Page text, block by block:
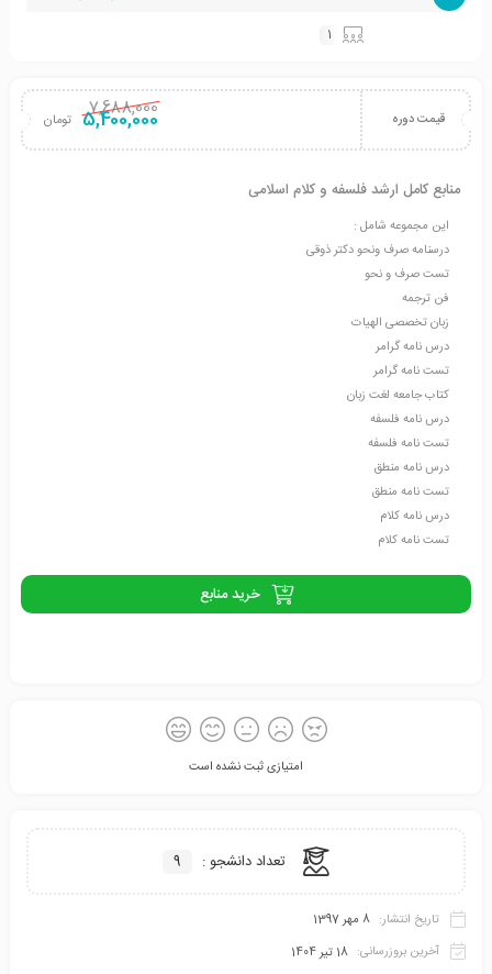
1
قیمت دوره 7,688,000
5,400,000 تومان
منابع کامل ارشد فلسفه و کلام اسلامی
این مجموعه شامل :
درسنامه صرف ونحو دکتر ذوقی
تست صرف و نحو
فن ترجمه
زبان تخصصی الهیات
درس نامه گرامر
تست نامه گرامر
کتاب جامعه لغت زبان
درس نامه فلسفه
تست نامه فلسفه
درس نامه منطق
تست نامه منطق
درس نامه کلام
تست نامه کلام
خرید منابع
امتیازی ثبت نشده است
تعداد دانشجو : 9
تاریخ انتشار: 8 مهر 1397
آخرین بروزرسانی: 18 تیر 1404